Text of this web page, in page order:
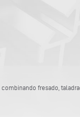
fresado,